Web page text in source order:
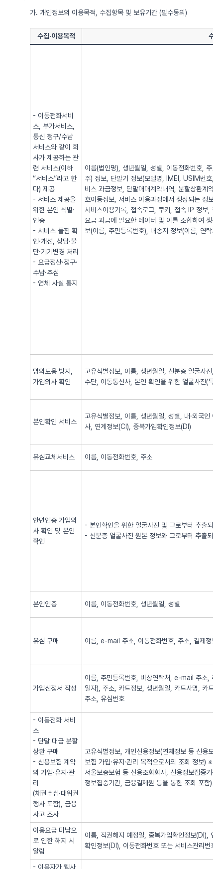
가. 개인정보의 이용목적, 수집항목 및 보유기간 (필수동의)
수집·이용목적 수집
- 이동전화서비
스, 부가서비스,
통신 청구/수납
서비스와 같이 회
사가 제공하는 관
련 서비스(이하
“서비스”라고 한
다) 제공
- 서비스 제공을
위한 본인 식별·
인증
- 서비스 풀짐 확
인·개선, 상담·불
만·기기변경 처리
- 요금정산·청구·
수납·추심
- 연체 사실 통지
이름(법인명), 생년월일, 성별, 이동전화번호, 주
주) 정보, 단말기 정보(모델명, IMEI, USIM번호,
비스 과금정보, 단말매매계약내역, 분할상환계약
호이동정보, 서비스 이용과정에서 생성되는 정보(
서비스이용기록, 접속로그, 쿠키, 접속 IP 정보, 결
요금 과금에 필요한 데이터 및 이를 조합하여 생
보(이름, 주민등록번호), 배송지 정보(이름, 연락처,
명의도용 방지,
가입의사 확인
고유식별정보, 이름, 생년월일, 신분증 얼굴사진,
수단, 이동통신사, 본인 확인을 위한 얼굴사진(특징
본인확인 서비스
고유식별정보, 이름, 생년월일, 성별, 내·외국인
사, 연계정보(CI), 중복가입확인정보(DI)
유심교체서비스 이름, 이동전화번호, 주소
안면인증 가입의
사 확인 및 본인
확인
- 본인확인을 위한 얼굴사진 및 그로부터 추출되어
- 신분증 얼굴사진 원본 정보와 그로부터 추출되어
본인인증 이름, 이동전화번호, 생년월일, 성별
유심 구매 이름, e-mail 주소, 이동전화번호, 주소, 결제정보,
가입신청서 작성
이름, 주민등록번호, 비상연락처, e-mail 주소, 주
일자), 주소, 카드정보, 생년월일, 카드사명, 카드
주소, 유심번호
- 이동전화 서비
스
- 단말 대금 분할
상환 구매
- 신용보험 계약
의 가입·유지·관
리
(채권추심·대위권
행사 포함), 금융
사고 조사
고유식별정보, 개인신용정보(연체정보 등 신용도
보험 가입·유지·관리 목적으로서의 조회 정보) ※
서울보증보험 등 신용조회회사, 신용정보집중기관
정보집중기관, 금융결제원 등을 통한 조회 포함)로
이용요금 미납으
로 인한 해지 시
알림
이름, 직권해지 예정일, 중복가입확인정보(DI), 연
확인정보(DI), 이동전화번호 또는 서비스관리번호
- 이용자가 웹사